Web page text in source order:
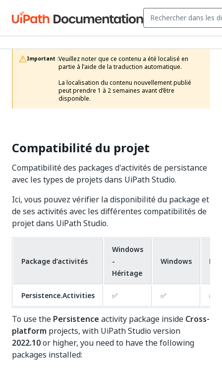
Important :Veuillez noter que ce contenu a été localisé en
partie à l’aide de la traduction automatique.
La localisation du contenu nouvellement publié
peut prendre 1 à 2 semaines avant d’être
disponible.
Compatibilité du projet
Compatibilité des packages d'activités de persistance
avec les types de projets dans UiPath Studio.
Ici, vous pouvez vérifier la disponibilité du package et
de ses activités avec les différentes compatibilités de
projet dans UiPath Studio.
Package d’activités
Windows
-
Héritage
Windows
Persistence.Activities ✅ ✅ ✅
To use the Persistence activity package inside Cross-
platform projects, with UiPath Studio version
2022.10or higher, you need to have the following
packages installed: